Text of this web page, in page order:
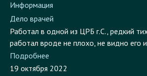
Дело врачей
Работал в одной из ЦРБ г.С., редкий
работал вроде не плохо, не видно его
Подробнее
19 октября 2022
Инфекционный корпус